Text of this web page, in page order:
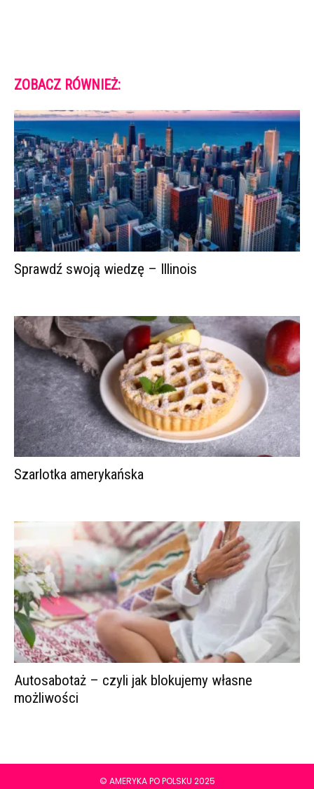
ZOBACZ RÓWNIEŻ:
Sprawdź swoją wiedzę – Illinois
Szarlotka amerykańska
Autosabotaż – czyli jak blokujemy własne
możliwości
© AMERYKA PO POLSKU 2025